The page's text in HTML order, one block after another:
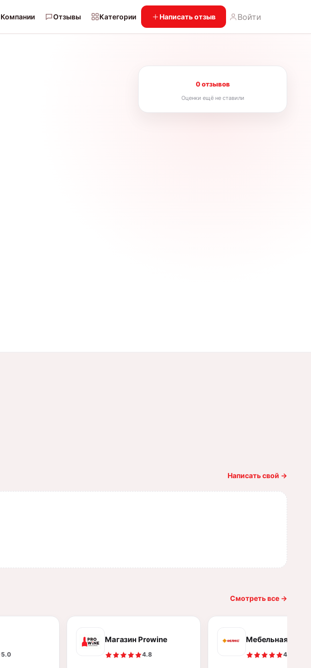
Компании Отзывы Категории Написать отзыв Войти
0 отзывов
Оценки ещё не ставили
Написать свой →
Смотреть все →
5.0
Магазин Prowine
4.8
Мебельная
4.9